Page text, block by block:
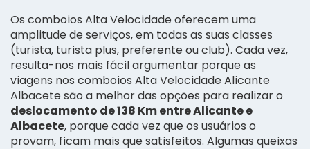
Os comboios Alta Velocidade oferecem uma
amplitude de serviços, em todas as suas classes
(turista, turista plus, preferente ou club). Cada vez,
resulta-nos mais fácil argumentar porque as
viagens nos comboios Alta Velocidade Alicante
Albacete são a melhor das opções para realizar o
deslocamento de 138 Km entre Alicante e
Albacete, porque cada vez que os usuários o
provam, ficam mais que satisfeitos. Algumas queixas